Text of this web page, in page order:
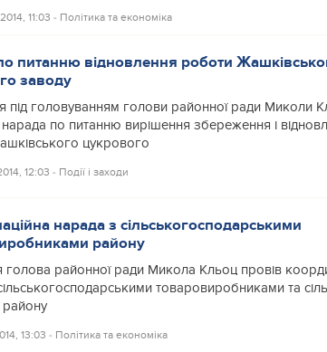
11:03 ‐ Політика та економіка
питанню відновлення роботи
заводу
під головуванням голови районної ради Миколи
нарада по питанню вирішення збереження і
цукрового
12:03 ‐ Події і заходи
нарада з сільськогосподарськими
району
голова районної ради Микола Кльоц провів
товаровиробниками та
13:03 ‐ Політика та економіка